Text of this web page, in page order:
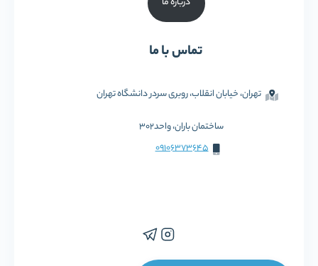
تماس با ما
تهران، خیابان انقلاب، روبری سردر دانشگاه تهران
ساختمان باران، واحد302
09106373645